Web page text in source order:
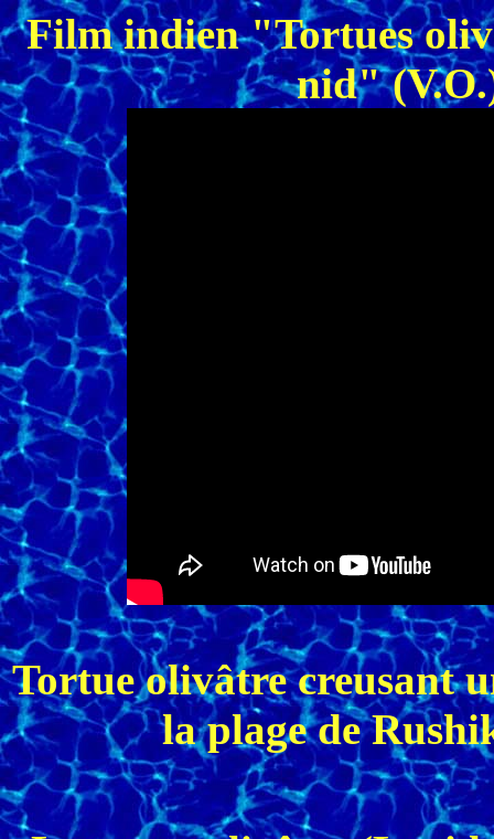
Film indien "Tortues
nid"
Tortue olivâtre creusant
la plage de